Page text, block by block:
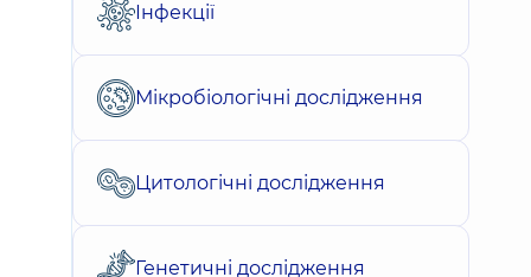
Інфекції
Мікробіологічні дослідження
Цитологічні дослідження
Генетичні дослідження